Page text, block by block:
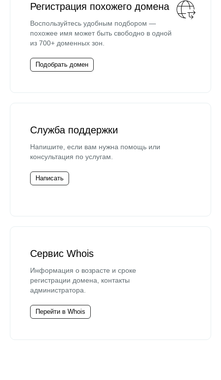
Регистрация похожего домена
Воспользуйтесь удобным подбором —
похожее имя может быть свободно в одной
из 700+ доменных зон.
Подобрать домен
Служба поддержки
Напишите, если вам нужна помощь или
консультация по услугам.
Написать
Сервис Whois
Информация о возрасте и сроке
регистрации домена, контакты
администратора.
Перейти в Whois